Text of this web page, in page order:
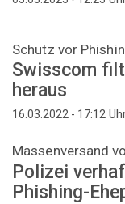
Schutz vor
Swisscom
heraus
16.03.2022 - 17:12
Massenversand
Polizei
Phishing-